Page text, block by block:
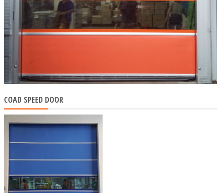
COAD SPEED DOOR